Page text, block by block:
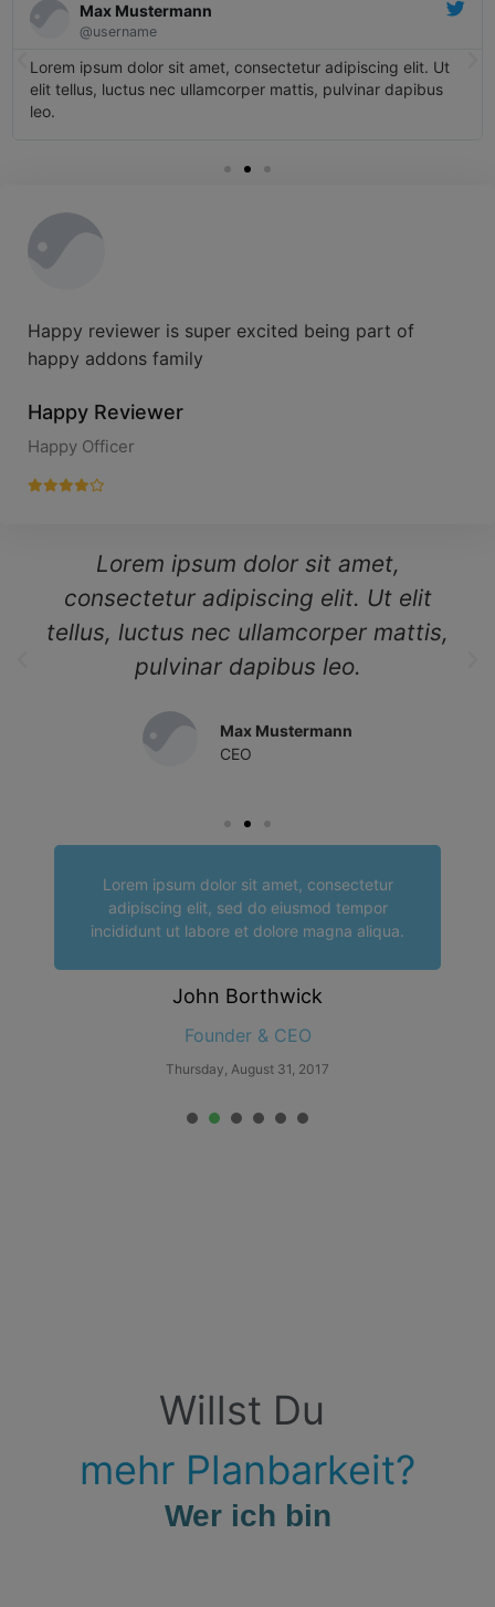
Max Mustermann
@username
Lorem ipsum dolor sit amet, consectetur adipiscing elit. Ut
elit tellus, luctus nec ullamcorper mattis, pulvinar dapibus
leo.
Happy reviewer is super excited being part of
happy addons family
Happy Reviewer
Happy Officer
Lorem ipsum dolor sit amet,
consectetur adipiscing elit. Ut elit
tellus, luctus nec ullamcorper mattis,
pulvinar dapibus leo.
Max Mustermann
CEO
Lorem ipsum dolor sit amet, consectetur
adipiscing elit, sed do eiusmod tempor
incididunt ut labore et dolore magna aliqua.
John Borthwick
Founder & CEO
Thursday, August 31, 2017
Willst Du
mehr Planbarkeit?
Wer ich bin